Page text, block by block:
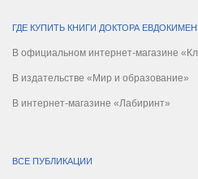
ГДЕ КУПИТЬ КНИГИ ДОКТОРА
В официальном интернет-магазине
В издательстве «Мир и образование»
В интернет-магазине «Лабиринт»
ВСЕ ПУБЛИКАЦИИ